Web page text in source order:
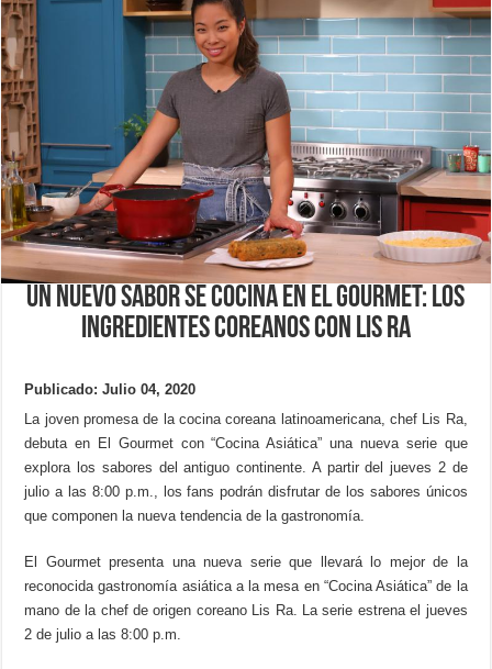
Un nuevo sabor se cocina en El Gourmet: los
ingredientes coreanos con Lis Ra
Publicado: Julio 04, 2020
La joven promesa de la cocina coreana latinoamericana, chef Lis Ra,
debuta en El Gourmet con “Cocina Asiática” una nueva serie que
explora los sabores del antiguo continente. A partir del jueves 2 de
julio a las 8:00 p.m., los fans podrán disfrutar de los sabores únicos
que componen la nueva tendencia de la gastronomía.
El Gourmet presenta una nueva serie que llevará lo mejor de la
reconocida gastronomía asiática a la mesa en “Cocina Asiática” de la
mano de la chef de origen coreano Lis Ra. La serie estrena el jueves
2 de julio a las 8:00 p.m.